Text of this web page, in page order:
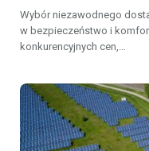
Wybór niezawodnego
w bezpieczeństwo i
konkurencyjnych cen,…